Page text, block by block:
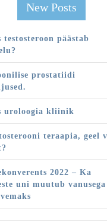
New Posts
testosteroon päästab
prostatiidi
uroloogia kliinik
teraapia, geel
2022 – Ka
uni muutub vanusega